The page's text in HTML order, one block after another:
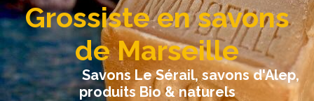
Grossiste en savons
de Marseille
Savons Le Sérail, savons d'Alep,
produits Bio & naturels